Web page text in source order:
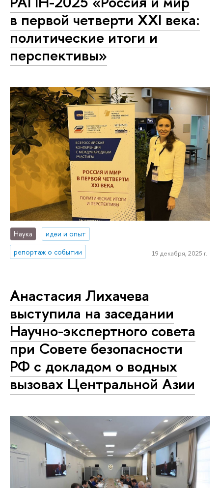
в первой четверти XXI века:
политические итоги и
перспективы»
Наука
идеи и опыт
репортаж о событии
19 декабря, 2025 г.
Анастасия Лихачева
выступила на заседании
Научно-экспертного совета
при Совете безопасности
РФ с докладом о водных
вызовах Центральной Азии